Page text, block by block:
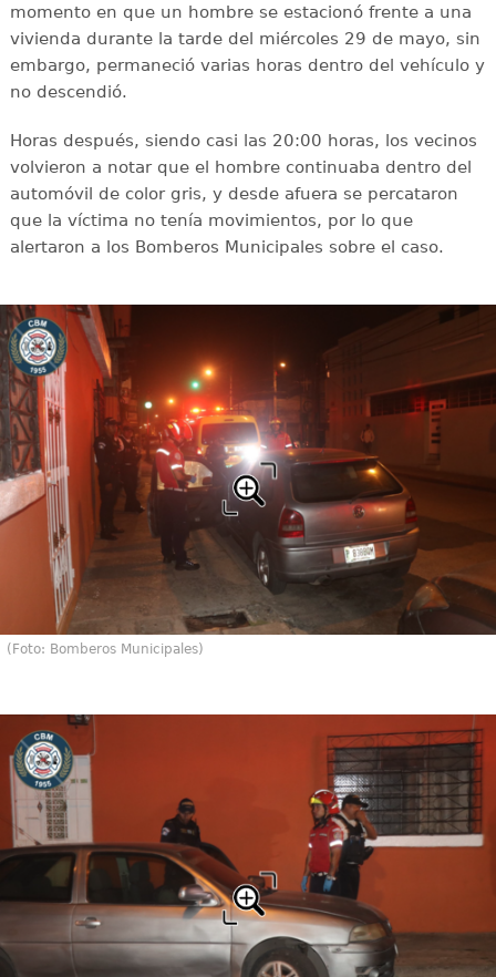
momento en que un hombre se estacionó frente a una
vivienda durante la tarde del miércoles 29 de mayo, sin
embargo, permaneció varias horas dentro del vehículo y
no descendió.
Horas después, siendo casi las 20:00 horas, los vecinos
volvieron a notar que el hombre continuaba dentro del
automóvil de color gris, y desde afuera se percataron
que la víctima no tenía movimientos, por lo que
alertaron a los Bomberos Municipales sobre el caso.
(Foto: Bomberos Municipales)